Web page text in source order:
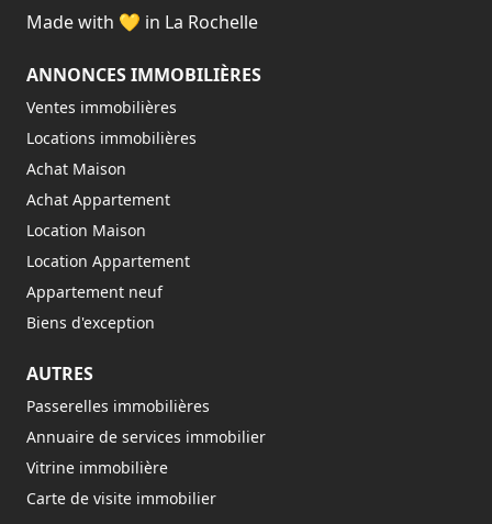
Made with 💛 in La Rochelle
ANNONCES IMMOBILIÈRES
Ventes immobilières
Locations immobilières
Achat Maison
Achat Appartement
Location Maison
Location Appartement
Appartement neuf
Biens d'exception
AUTRES
Passerelles immobilières
Annuaire de services immobilier
Vitrine immobilière
Carte de visite immobilier